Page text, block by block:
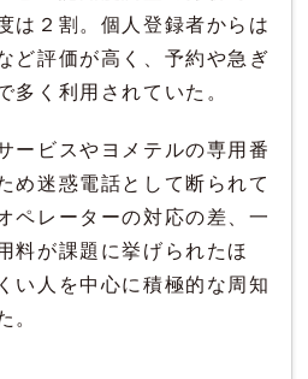
は２割。個人登録者からは
ど評価が高く、予約や急ぎ
多く利用されていた。
ービスやヨメテルの専用番
め迷惑電話として断られて
ペレーターの対応の差、一
料が課題に挙げられたほ
い人を中心に積極的な周知
。